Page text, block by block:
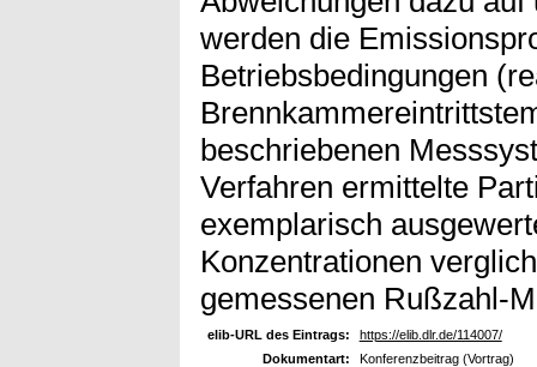
werden die
Betriebsbedingungen
beschriebenen
Verfahren ermittelte
exemplarisch
Konzentrationen
gemessenen Rußzahl-
elib-URL des Eintrags:
https://elib.dlr.de/114007/
Dokumentart:
Konferenzbeitrag (Vortrag)